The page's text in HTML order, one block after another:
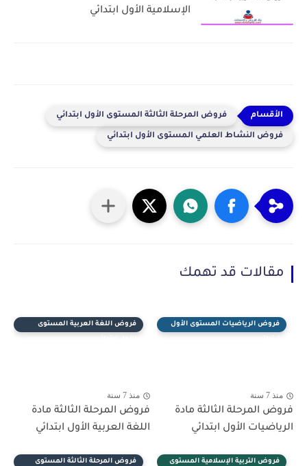
الإسلامية الأول ابتدائي
فروض المرحلة الثالثة المستوى الأول ابتدائي
فروض النشاط العلمي المستوى الأول ابتدائي
مقالات قد تهمك
فروض الرياضيات المستوى الأول
منذ 7 سنة
فروض المرحلة الثالثة مادة
الرياضيات الأول ابتدائي
فروض اللغة العربية المستوى
منذ 7 سنة
فروض المرحلة الثالثة مادة
اللغة العربية الأول ابتدائي
فروض التربية الإسلامية المستوى
فروض المرحلة الثالثة المستوى